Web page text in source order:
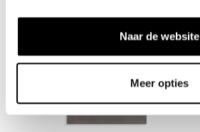
Naar de website
Meer opties